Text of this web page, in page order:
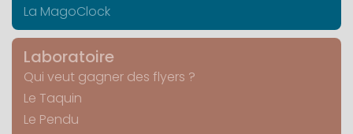
La MagoClock
Laboratoire
Qui veut gagner des flyers ?
Le Taquin
Le Pendu